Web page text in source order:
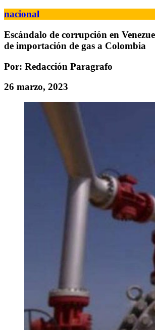
nacional
Escándalo de corrupción en
de importación de gas a Colombia
Por: Redacción Paragrafo
26 marzo, 2023